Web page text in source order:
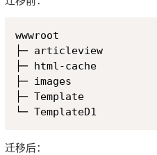
wwwroot
├─ articleview
├─ html-cache
├─ images
├─ Template
迁移后：